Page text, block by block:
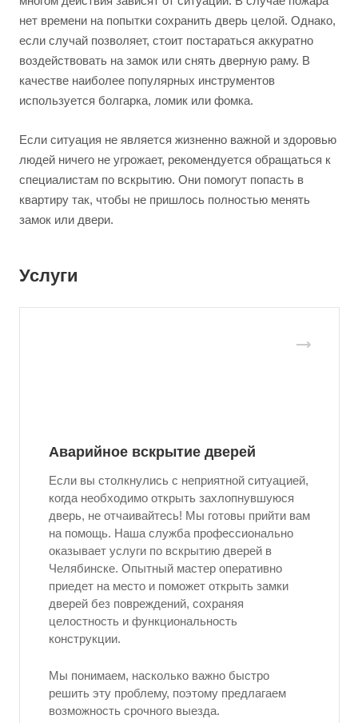
нет времени на попытки сохранить дверь целой. Однако,
если случай позволяет, стоит постараться аккуратно
воздействовать на замок или снять дверную раму. В
качестве наиболее популярных инструментов
используется болгарка, ломик или фомка.
Если ситуация не является жизненно важной и здоровью
людей ничего не угрожает, рекомендуется обращаться к
специалистам по вскрытию. Они помогут попасть в
квартиру так, чтобы не пришлось полностью менять
замок или двери.
Услуги
Аварийное вскрытие дверей
Если вы столкнулись с неприятной ситуацией,
когда необходимо открыть захлопнувшуюся
дверь, не отчаивайтесь! Мы готовы прийти вам
на помощь. Наша служба профессионально
оказывает услуги по вскрытию дверей в
Челябинске. Опытный мастер оперативно
приедет на место и поможет открыть замки
дверей без повреждений, сохраняя
целостность и функциональность
конструкции.
Мы понимаем, насколько важно быстро
решить эту проблему, поэтому предлагаем
возможность срочного выезда.